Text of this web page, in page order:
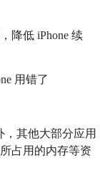
降低 iPhone 续
，其他大部分应用
占用的内存等资